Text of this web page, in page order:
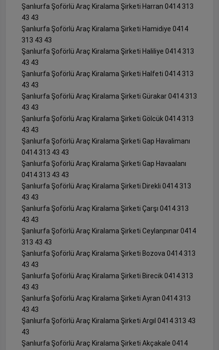
Şanlıurfa Şoförlü Araç Kiralama Şirketi Harran 0414 313
43 43
Şanlıurfa Şoförlü Araç Kiralama Şirketi Hamidiye 0414
313 43 43
Şanlıurfa Şoförlü Araç Kiralama Şirketi Haliliye 0414 313
43 43
Şanlıurfa Şoförlü Araç Kiralama Şirketi Halfeti 0414 313
43 43
Şanlıurfa Şoförlü Araç Kiralama Şirketi Gürakar 0414 313
43 43
Şanlıurfa Şoförlü Araç Kiralama Şirketi Gölcük 0414 313
43 43
Şanlıurfa Şoförlü Araç Kiralama Şirketi Gap Havalimanı
0414 313 43 43
Şanlıurfa Şoförlü Araç Kiralama Şirketi Gap Havaalanı
0414 313 43 43
Şanlıurfa Şoförlü Araç Kiralama Şirketi Direkli 0414 313
43 43
Şanlıurfa Şoförlü Araç Kiralama Şirketi Çarşı 0414 313
43 43
Şanlıurfa Şoförlü Araç Kiralama Şirketi Ceylanpınar 0414
313 43 43
Şanlıurfa Şoförlü Araç Kiralama Şirketi Bozova 0414 313
43 43
Şanlıurfa Şoförlü Araç Kiralama Şirketi Birecik 0414 313
43 43
Şanlıurfa Şoförlü Araç Kiralama Şirketi Ayran 0414 313
43 43
Şanlıurfa Şoförlü Araç Kiralama Şirketi Argıl 0414 313 43
43
Şanlıurfa Şoförlü Araç Kiralama Şirketi Akçakale 0414